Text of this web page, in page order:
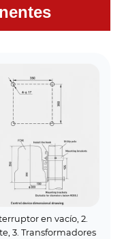
en vacío, 2.
3. Transformadores